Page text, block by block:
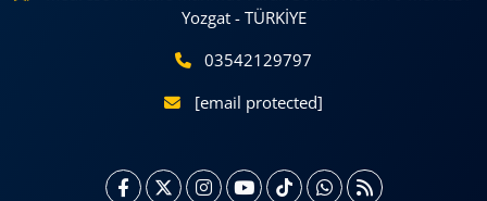
Yozgat - TÜRKİYE
03542129797
[email protected]